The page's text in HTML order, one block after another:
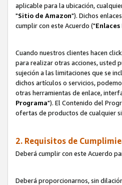
aplicable para la ubicación,
"Sitio de Amazon"). Dichos
cumplir con este Acuerdo ("Enlaces
Cuando nuestros clientes hacen
para realizar otras acciones, usted
sujeción a las limitaciones que se
dichos artículos o servicios,
otras herramientas de enlace,
Programa"). El Contenido del
ofertas de productos de cualquier
2. Requisitos de
Deberá cumplir con este Acuerdo
Deberá proporcionarnos, sin